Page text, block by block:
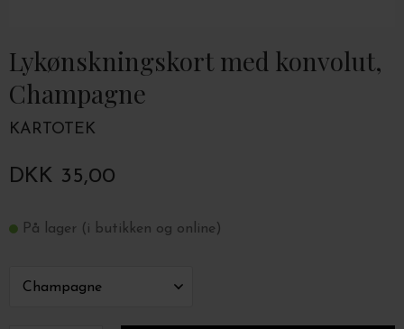
Lykønskningskort med konvolut,
Champagne
KARTOTEK
DKK 35,00
På lager (i butikken og online)